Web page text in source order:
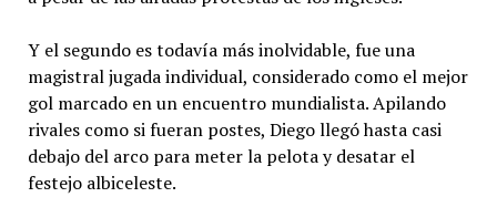
Y el segundo es todavía más inolvidable, fue una
magistral jugada individual, considerado como el mejor
gol marcado en un encuentro mundialista. Apilando
rivales como si fueran postes, Diego llegó hasta casi
debajo del arco para meter la pelota y desatar el
festejo albiceleste.